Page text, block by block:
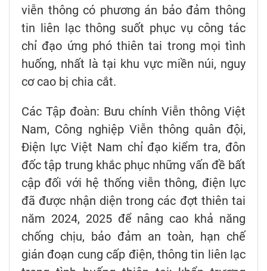
viễn thông có phương án bảo đảm thông
tin liên lạc thông suốt phục vụ công tác
chỉ đạo ứng phó thiên tai trong mọi tình
huống, nhất là tại khu vực miền núi, nguy
cơ cao bị chia cắt.
Các Tập đoàn: Bưu chính Viễn thông Việt
Nam, Công nghiệp Viễn thông quân đội,
Điện lực Việt Nam chỉ đạo kiểm tra, đôn
đốc tập trung khắc phục những vấn đề bất
cập đối với hệ thống viễn thông, điện lực
đã được nhận diện trong các đợt thiên tai
năm 2024, 2025 để nâng cao khả năng
chống chịu, bảo đảm an toàn, hạn chế
gián đoạn cung cấp điện, thông tin liên lạc